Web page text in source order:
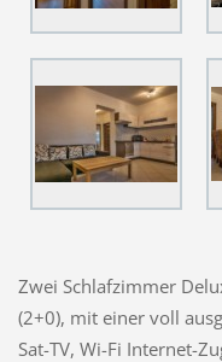
Zwei Schlafzimmer
(2+0), mit einer voll
Sat-TV, Wi-Fi Internet-